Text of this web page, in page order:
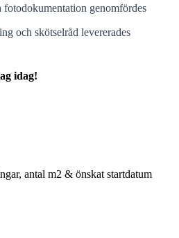
genomfördes
och skötselråd levererades
idag!
antal m2 & önskat startdatum